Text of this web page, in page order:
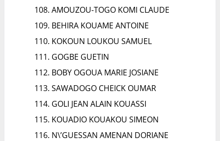
AMOUZOU-TOGO KOMI CLAUDE
BEHIRA KOUAME ANTOINE
KOKOUN LOUKOU SAMUEL
GOGBE GUETIN
BOBY OGOUA MARIE JOSIANE
SAWADOGO CHEICK OUMAR
GOLI JEAN ALAIN KOUASSI
KOUADIO KOUAKOU SIMEON
N\’GUESSAN AMENAN DORIANE